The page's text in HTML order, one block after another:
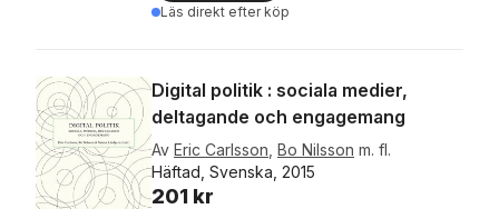
Läs direkt efter köp
Digital politik : sociala medier,
deltagande och engagemang
Av Eric Carlsson Bo Nilsson m. fl.
Häftad, Svenska, 2015
201 kr